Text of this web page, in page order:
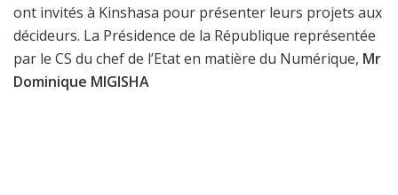
ont invités à Kinshasa pour présenter leurs projets aux
décideurs. La Présidence de la République représentée
par le CS du chef de l’Etat en matière du Numérique, Mr
Dominique MIGISHA